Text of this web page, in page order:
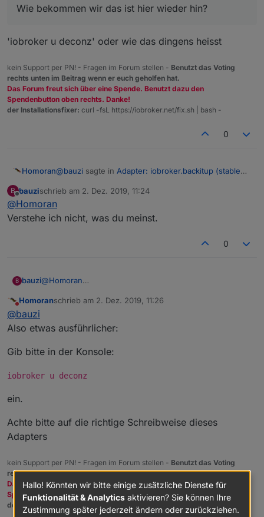
Adapter nicht installiert
Habe viele Türkontakte und Sensoren
Geräte können nicht gespeichert werden.
Wie bekommen wir das ist hier wieder hin?
'iobroker u deconz' oder wie das dingens heisst
kein Support per PN! - Fragen im Forum stellen - Benutzt das Voting
rechts unten im Beitrag wenn er euch geholfen hat.
Das Forum freut sich über eine Spende. Benutzt dazu den
Spendenbutton oben rechts. Danke!
der Installationsfixer: curl -fsL https://iobroker.net/fix.sh | bash -
0
Homoran@bauzi sagte in Adapter: iobroker.backitup (stable
B
Offline
bauzischrieb am 2. Dez. 2019, 11:24
zuletzt editiert von
@Homoran
Verstehe ich nicht, was du meinst.
0
B bauzi@Homoran
Nicht stören
Homoranschrieb am 2. Dez. 2019, 11:26
zuletzt editiert von
@bauzi
Also etwas ausführlicher:
Gib bitte in der Konsole:
iobroker u deconz
ein.
Achte bitte auf die richtige Schreibweise dieses
Adapters
kein Support per PN! - Fragen im Forum stellen - Benutzt das Voting
rechts unten im Beitrag wenn er euch geholfen hat.
Das Forum freut sich über eine Spende. Benutzt dazu den
Spendenbutton oben rechts. Danke!
der Installationsfixer:
curl -fsL https://iobroker.net/fix.sh | bash -
Hallo! Könnten wir bitte einige zusätzliche Dienste für
Funktionalität & Analytics aktivieren? Sie können Ihre
Zustimmung später jederzeit ändern oder zurückziehen.